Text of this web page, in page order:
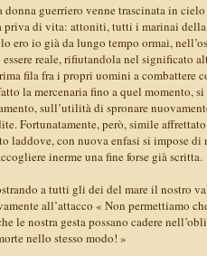
guerriero venne trascinata in
priva di vita: attoniti, tutti i marinai della
ero io già da lungo tempo ormai,
reale, rifiutandola nel significato
fila fra i propri uomini a combattere
la mercenaria fino a quel momento,
sull’utilità di spronare
Fortunatamente, però, simile
laddove, con nuova enfasi si impose di
inerme una fine forse già scritta.
a tutti gli dei del mare il nostro
all’attacco « Non permettiamo
le nostra gesta possano cadere
nello stesso modo! »